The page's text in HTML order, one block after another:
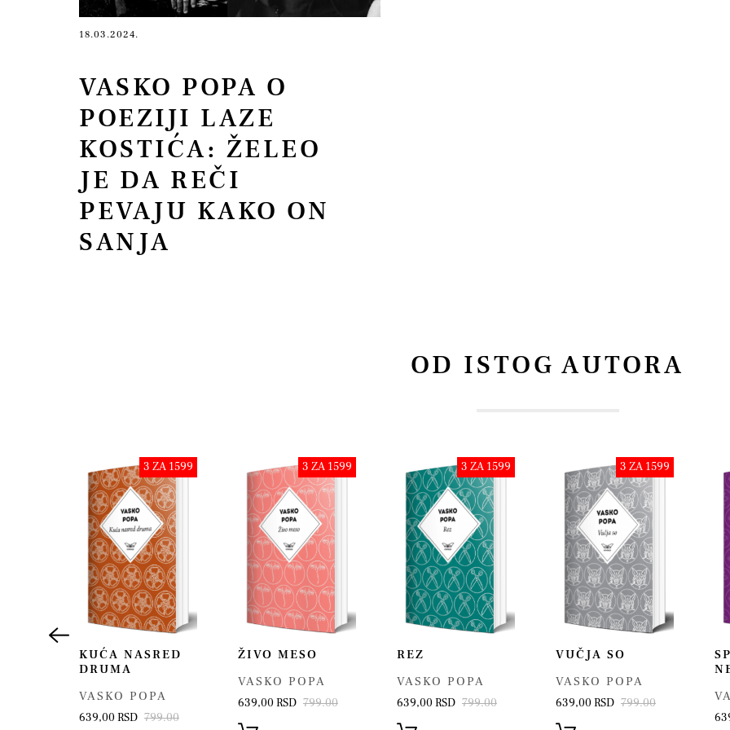
18.03.2024.
VASKO POPA O
POEZIJI LAZE
KOSTIĆA: ŽELEO
JE DA REČI
PEVAJU KAKO ON
SANJA
OD ISTOG AUTORA
3 ZA 1599
KUĆA NASRED
DRUMA
VASKO POPA
639,00 RSD 799.00
3 ZA 1599
ŽIVO MESO
VASKO POPA
639,00 RSD 799.00
3 ZA 1599
REZ
VASKO POPA
639,00 RSD 799.00
3 ZA 1599
VUČJA SO
VASKO POPA
639,00 RSD 799.00